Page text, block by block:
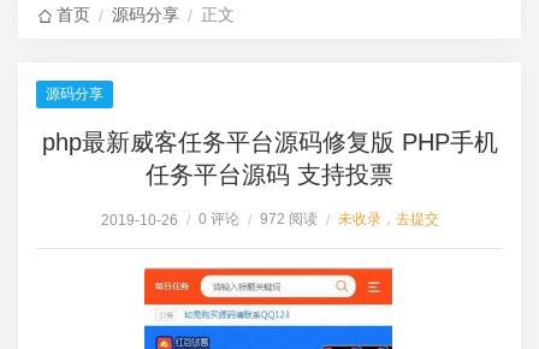
首页 / 源码分享 / 正文
源码分享
php最新威客任务平台源码修复版 PHP手机
任务平台源码 支持投票
2019-10-26 / 0 评论 / 972 阅读 / 未收录，去提交